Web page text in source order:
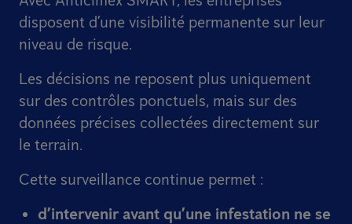
disposent d’une visibilité permanente sur leur
niveau de risque.
Les décisions ne reposent plus uniquement
sur des contrôles ponctuels, mais sur des
données précises collectées directement sur
le terrain.
Cette surveillance continue permet :
d’intervenir avant qu’une infestation ne se